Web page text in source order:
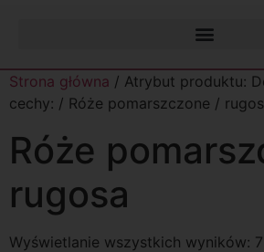
Strona główna / Atrybut produktu:
cechy: / Róże pomarszczone /
Róże
rugosa
Wyświetlanie wszystkich wyników: 7